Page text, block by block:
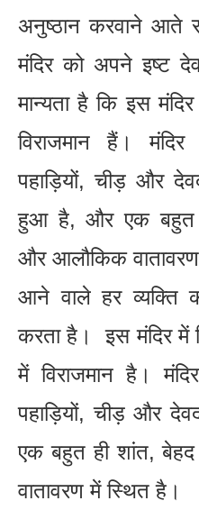
अनुष्ठान करवाने आते
मंदिर को अपने इष्ट
मान्यता है कि इस
विराजमान हैं।
पहाड़ियों, चीड़ और
हुआ है, और एक बहुत
और आलौकिक
आने वाले हर व्यक्ति
करता है। इस मंदिर में
में विराजमान है।
पहाड़ियों, चीड़ और
एक बहुत ही शांत,
वातावरण में स्थित है।